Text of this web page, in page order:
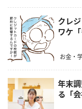
クレ
ワケ
お金・
年末
る「